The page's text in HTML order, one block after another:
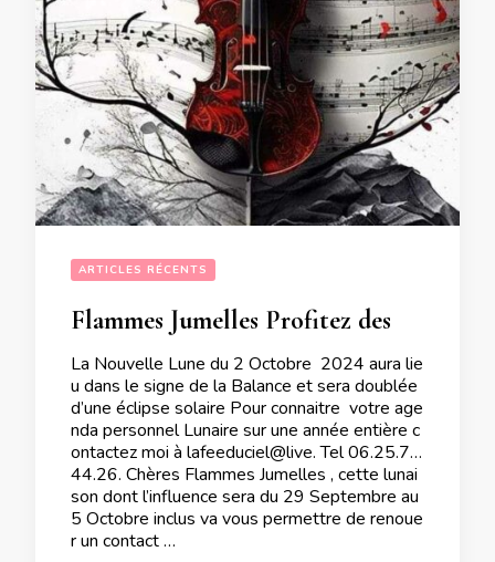
ARTICLES RÉCENTS
La Nouvelle Lune du 2 Octobre 2024 aura lie
u dans le signe de la Balance et sera doublée
d’une éclipse solaire Pour connaitre votre age
nda personnel Lunaire sur une année entière c
ontactez moi à lafeeduciel@live. Tel 06.25.71.
44.26. Chères Flammes Jumelles , cette lunai
son dont l’influence sera du 29 Septembre au
5 Octobre inclus va vous permettre de renoue
r un contact …